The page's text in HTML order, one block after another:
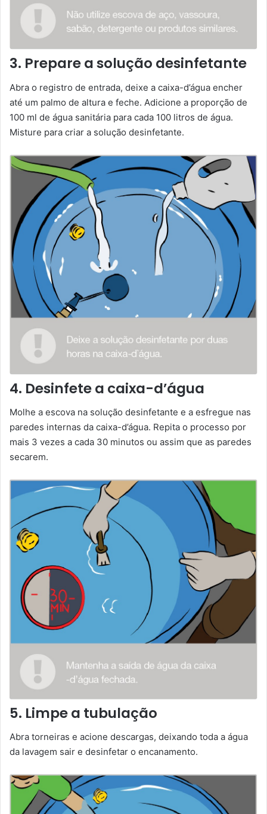
3. Prepare a solução desinfetante
Abra o registro de entrada, deixe a caixa-d’água encher
até um palmo de altura e feche. Adicione a proporção de
100 ml de água sanitária para cada 100 litros de água.
Misture para criar a solução desinfetante.
4. Desinfete a caixa-d’água
Molhe a escova na solução desinfetante e a esfregue nas
paredes internas da caixa-d’água. Repita o processo por
mais 3 vezes a cada 30 minutos ou assim que as paredes
secarem.
5. Limpe a tubulação
Abra torneiras e acione descargas, deixando toda a água
da lavagem sair e desinfetar o encanamento.